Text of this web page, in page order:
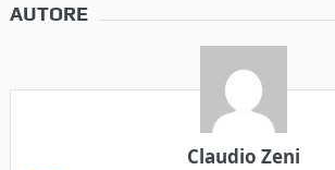
AUTORE
Claudio Zeni